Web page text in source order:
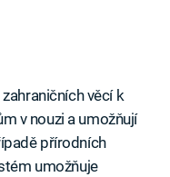
věcí k
v nouzi a umožňují
přírodních
umožňuje